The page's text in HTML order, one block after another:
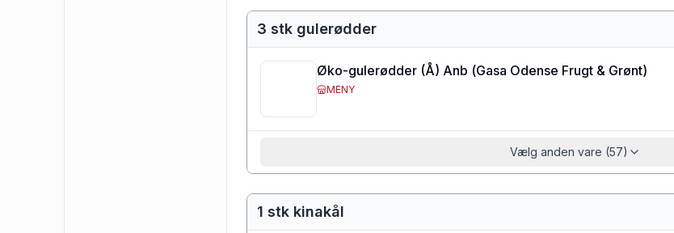
3 stk gulerødder
Øko-gulerødder (Å) Anb (Gasa Odense Frugt & Grønt)
MENY
Vælg anden vare (57)
1 stk kinakål